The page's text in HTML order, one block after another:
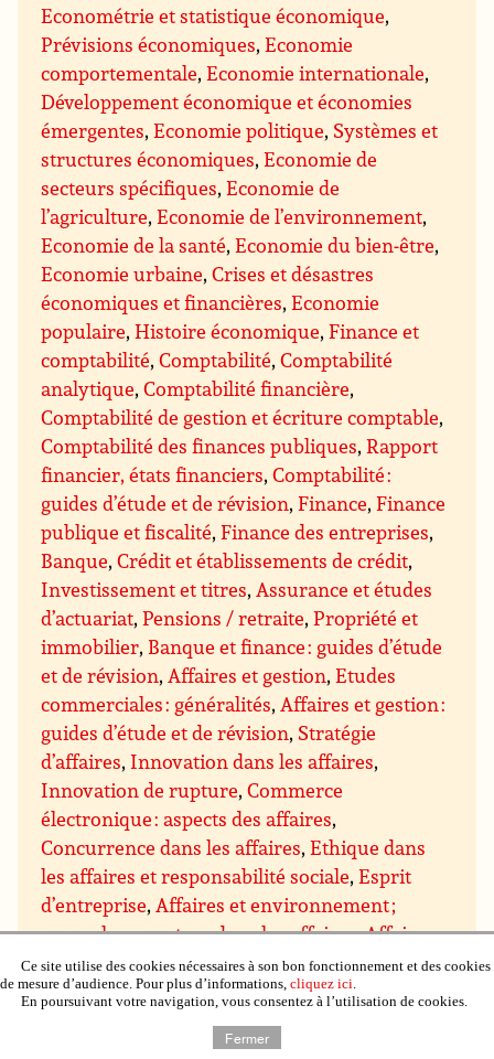
Econométrie et statistique économique,
Prévisions économiques,Economie
comportementale,Economie internationale,
Développement économique et économies
émergentes,Economie politique, Systèmes et
structures économiques,Economie de
secteurs spécifiques,Economie de
l’agriculture,Economie de l’environnement,
Economie de la santé,Economie du bien-être,
Economie urbaine,Crises et désastres
économiques et financières,Economie
populaire,Histoire économique,Finance et
comptabilité,Comptabilité,Comptabilité
analytique,Comptabilité financière,
Comptabilité de gestion et écriture comptable,
Comptabilité des finances publiques,Rapport
financier, états financiers,Comptabilité :
guides d’étude et de révision,Finance,Finance
publique et fiscalité,Finance des entreprises,
Banque,Crédit et établissements de crédit,
Investissement et titres,Assurance et études
d’actuariat,Pensions / retraite,Propriété et
immobilier, Banque et finance : guides d’étude
et de révision,Affaires et gestion,Etudes
commerciales : généralités,Affaires et gestion :
guides d’étude et de révision, Stratégie
d’affaires, Innovation dans les affaires,
Innovation de rupture,Commerce
électronique : aspects des affaires,
Concurrence dans les affaires,Ethique dans
les affaires et responsabilité sociale,Esprit
d’entreprise,Affaires et environnement ;
approches « vertes » dans les affaires,Affaires
internationales,Conseils et subventions pour
les entreprises,Gestion et techniques de
Gestion : direction et motivation
Gestion des prises de décision
Ce site utilise des cookies nécessaires à son bon fonctionnement et des cookies
de mesure d’audience. Pour plus d’informations, cliquez ici.
En poursuivant votre navigation, vous consentez à l’utilisation de cookies.
Fermer